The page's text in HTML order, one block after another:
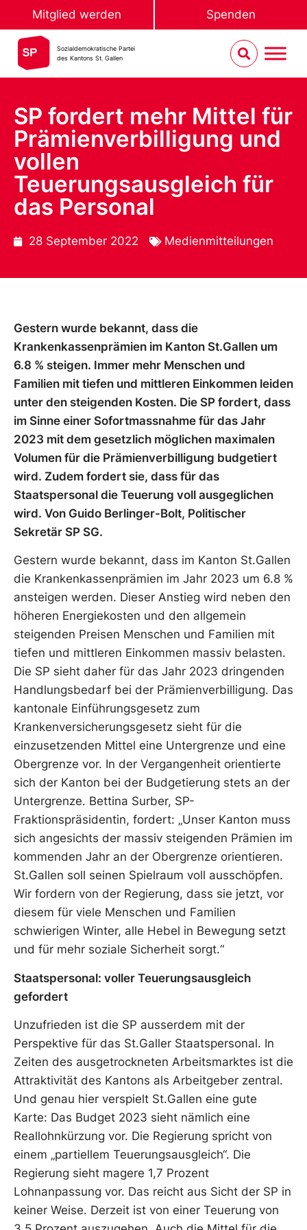
Mitglied werden Spenden
Sozialdemokratische Partei
des Kantons St. Gallen
SP fordert mehr Mittel für
Prämienverbilligung und
vollen
Teuerungsausgleich für
das Personal
28 September 2022 Medienmitteilungen
Gestern wurde bekannt, dass die
Krankenkassenprämien im Kanton St.Gallen um
6.8 % steigen. Immer mehr Menschen und
Familien mit tiefen und mittleren Einkommen leiden
unter den steigenden Kosten. Die SP fordert, dass
im Sinne einer Sofortmassnahme für das Jahr
2023 mit dem gesetzlich möglichen maximalen
Volumen für die Prämienverbilligung budgetiert
wird. Zudem fordert sie, dass für das
Staatspersonal die Teuerung voll ausgeglichen
wird. Von Guido Berlinger-Bolt, Politischer
Sekretär SP SG.
Gestern wurde bekannt, dass im Kanton St.Gallen
die Krankenkassenprämien im Jahr 2023 um 6.8 %
ansteigen werden. Dieser Anstieg wird neben den
höheren Energiekosten und den allgemein
steigenden Preisen Menschen und Familien mit
tiefen und mittleren Einkommen massiv belasten.
Die SP sieht daher für das Jahr 2023 dringenden
Handlungsbedarf bei der Prämienverbilligung. Das
kantonale Einführungsgesetz zum
Krankenversicherungsgesetz sieht für die
einzusetzenden Mittel eine Untergrenze und eine
Obergrenze vor. In der Vergangenheit orientierte
sich der Kanton bei der Budgetierung stets an der
Untergrenze. Bettina Surber, SP-
Fraktionspräsidentin, fordert: „Unser Kanton muss
sich angesichts der massiv steigenden Prämien im
kommenden Jahr an der Obergrenze orientieren.
St.Gallen soll seinen Spielraum voll ausschöpfen.
Wir fordern von der Regierung, dass sie jetzt, vor
diesem für viele Menschen und Familien
schwierigen Winter, alle Hebel in Bewegung setzt
und für mehr soziale Sicherheit sorgt.“
Staatspersonal: voller Teuerungsausgleich
gefordert
Unzufrieden ist die SP ausserdem mit der
Perspektive für das St.Galler Staatspersonal. In
Zeiten des ausgetrockneten Arbeitsmarktes ist die
Attraktivität des Kantons als Arbeitgeber zentral.
Und genau hier verspielt St.Gallen eine gute
Karte: Das Budget 2023 sieht nämlich eine
Reallohnkürzung vor. Die Regierung spricht von
einem „partiellem Teuerungsausgleich“. Die
Regierung sieht magere 1,7 Prozent
Lohnanpassung vor. Das reicht aus Sicht der SP in
keiner Weise. Derzeit ist von einer Teuerung von